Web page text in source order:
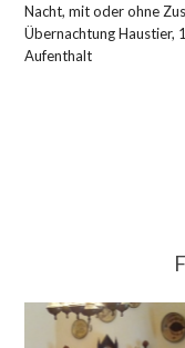
Nacht, mit oder ohne
Übernachtung Haustier,
Aufenthalt